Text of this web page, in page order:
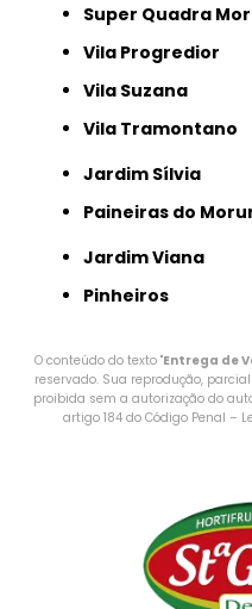
Super Quadra
Vila Progredior
Vila Suzana
Vila Tramontano
Jardim Sílvia
Paineiras do
Jardim Viana
Pinheiros
O conteúdo do texto "Entrega de
reservado. Sua reprodução,
proibida sem a autorização do
artigo 184 do Código Penal –